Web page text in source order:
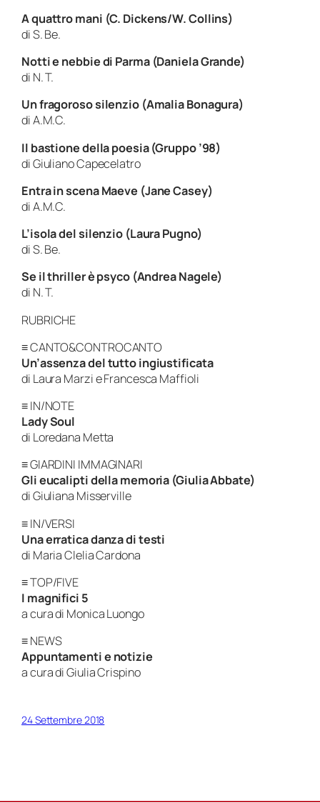
A quattro mani (C. Dickens/W. Collins)
di S. Be.
Notti e nebbie di Parma (Daniela Grande)
di N. T.
Un fragoroso silenzio (Amalia Bonagura)
di A.M.C.
Il bastione della poesia (Gruppo ’98)
di Giuliano Capecelatro
Entra in scena Maeve (Jane Casey)
di A.M.C.
L’isola del silenzio (Laura Pugno)
di S. Be.
Se il thriller è psyco (Andrea Nagele)
di N. T.
RUBRICHE
≡ CANTO&CONTROCANTO
Un’assenza del tutto ingiustificata
di Laura Marzi e Francesca Maffioli
≡ IN/NOTE
Lady Soul
di Loredana Metta
≡ GIARDINI IMMAGINARI
Gli eucalipti della memoria (Giulia Abbate)
di Giuliana Misserville
≡ IN/VERSI
Una erratica danza di testi
di Maria Clelia Cardona
≡ TOP/FIVE
I magnifici 5
a cura di Monica Luongo
≡ NEWS
Appuntamenti e notizie
a cura di Giulia Crispino
24 Settembre 2018